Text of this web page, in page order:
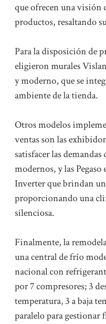
que ofrecen una visión
productos, resaltando
Para la disposición de
eligieron murales
y moderno, que se
ambiente de la tienda.
Otros modelos
ventas son las
satisfacer las
modernos, y las
Inverter que brindan
proporcionando una
silenciosa.
Finalmente, la
una central de frío
nacional con
por 7 compresores; 3
temperatura, 3 a baja
paralelo para gestionar